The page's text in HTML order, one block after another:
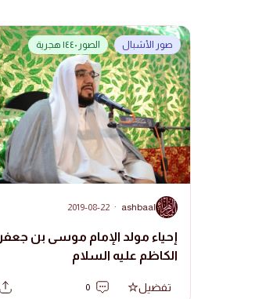
صور الأشبال الصور ١٤٤٠ هجرية
A
ashbaal
·
2019-08-22
إحياء مولد الإمام موسى بن جعفر
الكاظم عليه السلام
تفضيل 0